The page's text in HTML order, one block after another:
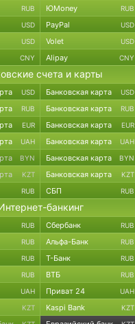
RUB ЮMoney RUB
USD PayPal USD
USD Volet USD
CNY Alipay CNY
счета и карты
USD Банковская карта USD
RUB Банковская карта RUB
EUR Банковская карта EUR
UAH Банковская карта UAH
BYN Банковская карта BYN
KZT Банковская карта KZT
RUB СБП RUB
банкинг
RUB Сбербанк RUB
RUB Альфа-Банк RUB
RUB Т-Банк RUB
RUB ВТБ RUB
UAH Приват 24 UAH
KZT Kaspi Bank KZT